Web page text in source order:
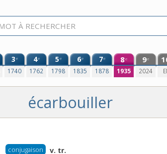
3e
1740
4e
1762
5e
1798
6e
1835
7e
1878
8e
1935
9e
2024
écarbouiller
conjugaison v. tr.